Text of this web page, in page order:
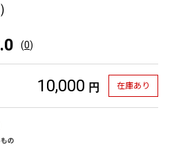
(0)
10,000 円 在庫あり